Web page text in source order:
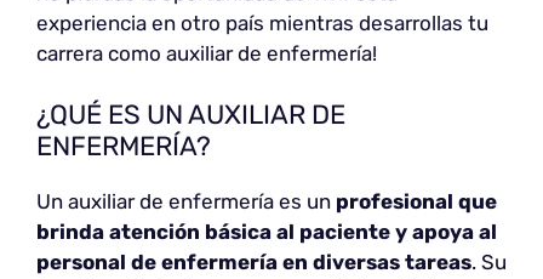
experiencia en otro país mientras desarrollas tu
carrera como auxiliar de enfermería!
¿QUÉ ES UN AUXILIAR DE
ENFERMERÍA?
Un auxiliar de enfermería es un profesional que
brinda atención básica al paciente y apoya al
personal de enfermería en diversas tareas. Su